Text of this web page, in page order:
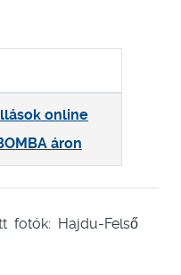
online
áron
fotók: Hajdu-Felső